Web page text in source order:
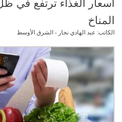
أسعار الغذاء ترتفع في
المناخ
الكاتب: عبد الهادي نجار - الشرق الأوسط